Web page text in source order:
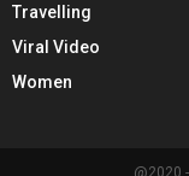
Travelling
Viral Video
Women
@2020